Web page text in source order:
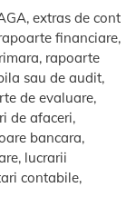
extras de cont
financiare,
rapoarte
sau de audit,
de evaluare,
de afaceri,
bancara,
lucrarii
contabile,